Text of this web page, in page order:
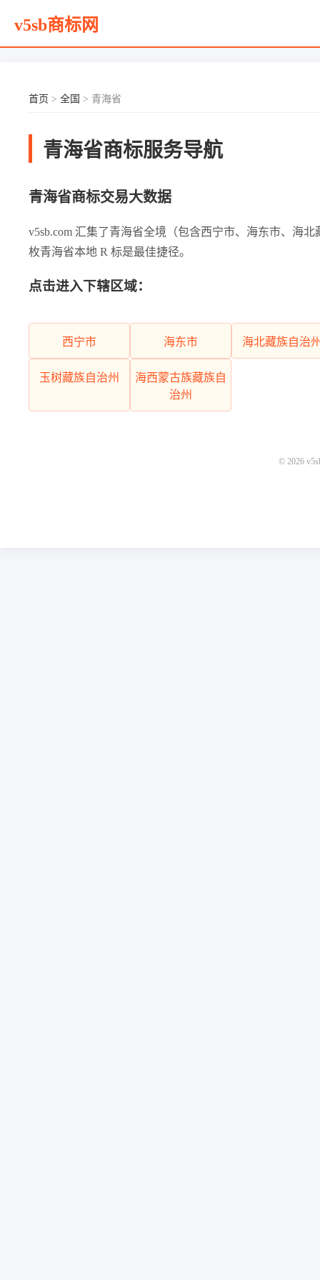
v5sb商标网
首页 > 全国 > 青海省
青海省商标服务导航
青海省商标交易大数据
v5sb.com 汇集了青海省全境（包含西宁市、海东市、海
枚青海省本地 R 标是最佳捷径。
点击进入下辖区域：
西宁市 海东市 海北藏族自治
玉树藏族自治州
海西蒙古族藏族自
治州
© 2026